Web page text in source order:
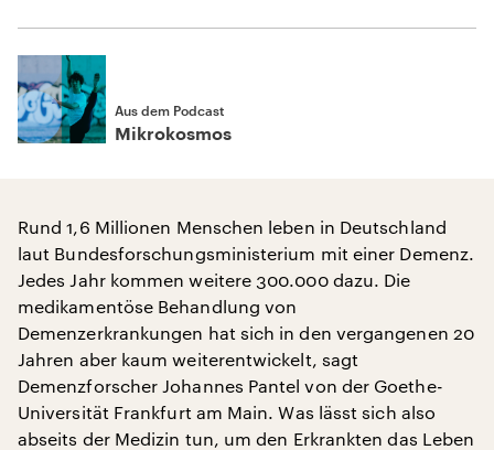
Aus dem Podcast
Mikrokosmos
Rund 1,6 Millionen Menschen leben in Deutschland
laut Bundesforschungsministerium mit einer Demenz.
Jedes Jahr kommen weitere 300.000 dazu. Die
medikamentöse Behandlung von
Demenzerkrankungen hat sich in den vergangenen 20
Jahren aber kaum weiterentwickelt, sagt
Demenzforscher Johannes Pantel von der Goethe-
Universität Frankfurt am Main. Was lässt sich also
abseits der Medizin tun, um den Erkrankten das Leben